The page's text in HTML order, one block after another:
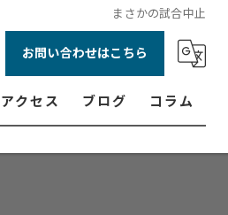
まさかの試合中止
お問い合わせはこちら
アクセス ブログ コラム